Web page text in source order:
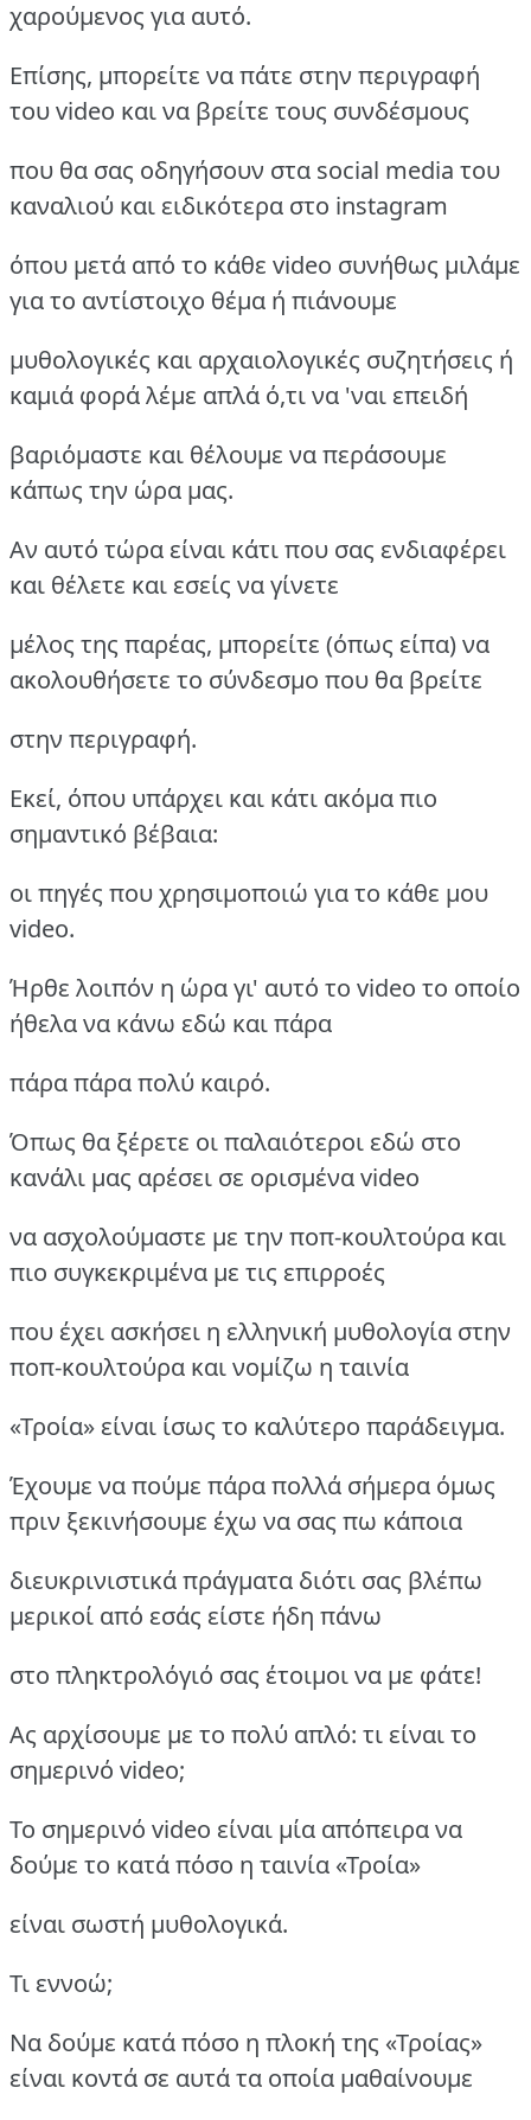
χαρούμενος για αυτό.
Επίσης, μπορείτε να πάτε στην περιγραφή
του video και να βρείτε τους συνδέσμους
που θα σας οδηγήσουν στα social media του
καναλιού και ειδικότερα στο instagram
όπου μετά από το κάθε video συνήθως μιλάμε
για το αντίστοιχο θέμα ή πιάνουμε
μυθολογικές και αρχαιολογικές συζητήσεις ή
καμιά φορά λέμε απλά ό,τι να 'ναι επειδή
βαριόμαστε και θέλουμε να περάσουμε
κάπως την ώρα μας.
Αν αυτό τώρα είναι κάτι που σας ενδιαφέρει
και θέλετε και εσείς να γίνετε
μέλος της παρέας, μπορείτε (όπως είπα) να
ακολουθήσετε το σύνδεσμο που θα βρείτε
στην περιγραφή.
Εκεί, όπου υπάρχει και κάτι ακόμα πιο
σημαντικό βέβαια:
οι πηγές που χρησιμοποιώ για το κάθε μου
video.
Ήρθε λοιπόν η ώρα γι' αυτό το video το οποίο
ήθελα να κάνω εδώ και πάρα
πάρα πάρα πολύ καιρό.
Όπως θα ξέρετε οι παλαιότεροι εδώ στο
κανάλι μας αρέσει σε ορισμένα video
να ασχολούμαστε με την ποπ-κουλτούρα και
πιο συγκεκριμένα με τις επιρροές
που έχει ασκήσει η ελληνική μυθολογία στην
ποπ-κουλτούρα και νομίζω η ταινία
«Τροία» είναι ίσως το καλύτερο παράδειγμα.
Έχουμε να πούμε πάρα πολλά σήμερα όμως
πριν ξεκινήσουμε έχω να σας πω κάποια
διευκρινιστικά πράγματα διότι σας βλέπω
μερικοί από εσάς είστε ήδη πάνω
στο πληκτρολόγιό σας έτοιμοι να με φάτε!
Ας αρχίσουμε με το πολύ απλό: τι είναι το
σημερινό video;
To σημερινό video είναι μία απόπειρα να
δούμε το κατά πόσο η ταινία «Τροία»
είναι σωστή μυθολογικά.
Τι εννοώ;
Να δούμε κατά πόσο η πλοκή της «Τροίας»
είναι κοντά σε αυτά τα οποία μαθαίνουμε